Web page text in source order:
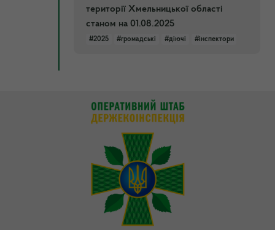
території Хмельницької області
станом на 01.08.2025
#2025 #громадські #діючі #інспектори